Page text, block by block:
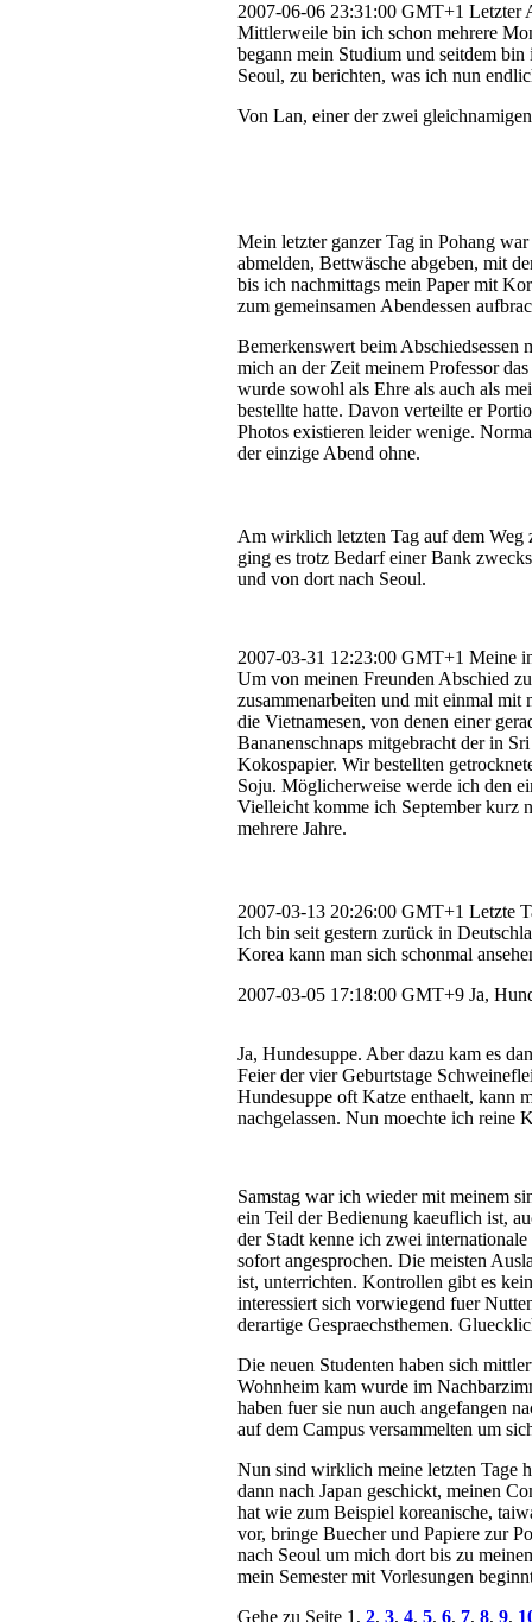
2007-06-06 23:31:00 GMT+1 Letzter
Mittlerweile bin ich schon mehrere
begann mein Studium und seitdem
Seoul, zu berichten, was ich nun
Von Lan, einer der zwei
Mein letzter ganzer Tag in Pohang
abmelden, Bettwäsche abgeben, mit
bis ich nachmittags mein Paper mit
zum gemeinsamen Abendessen
Bemerkenswert beim
mich an der Zeit meinem Professor
wurde sowohl als Ehre als auch als
bestellte hatte. Davon verteilte er
Photos existieren leider wenige.
der einzige Abend ohne.
Am wirklich letzten Tag auf dem Weg
ging es trotz Bedarf einer Bank
und von dort nach Seoul.
2007-03-31 12:23:00 GMT+1 Meine
Um von meinen Freunden Abschied
zusammenarbeiten und mit einmal mit
die Vietnamesen, von denen einer
Bananenschnaps mitgebracht der in
Kokospapier. Wir bestellten
Soju. Möglicherweise werde ich den
Vielleicht komme ich September kurz
mehrere Jahre.
2007-03-13 20:26:00 GMT+1 Letzte
Ich bin seit gestern zurück in
Korea kann man sich schonmal
2007-03-05 17:18:00 GMT+9 Ja,
Ja, Hundesuppe. Aber dazu kam es
Feier der vier Geburtstage
Hundesuppe oft Katze enthaelt, kann
nachgelassen. Nun moechte ich reine
Samstag war ich wieder mit meinem
ein Teil der Bedienung kaeuflich ist,
der Stadt kenne ich zwei
sofort angesprochen. Die meisten
ist, unterrichten. Kontrollen gibt es
interessiert sich vorwiegend fuer
derartige Gespraechsthemen.
Die neuen Studenten haben sich
Wohnheim kam wurde im
haben fuer sie nun auch angefangen
auf dem Campus versammelten um
Nun sind wirklich meine letzten Tage
dann nach Japan geschickt, meinen
hat wie zum Beispiel koreanische,
vor, bringe Buecher und Papiere zur
nach Seoul um mich dort bis zu
mein Semester mit Vorlesungen
Gehe zu Seite 1, 2, 3, 4, 5, 6, 7, 8, 9,